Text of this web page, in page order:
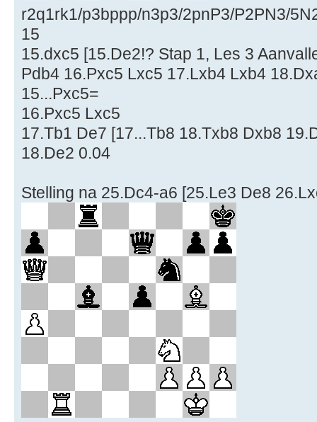
r2q1rk1/p3bppp/n3p3/2pnP3/P2PN3/
15
15.dxc5 [15.De2!? Stap 1, Les 3
Pdb4 16.Pxc5 Lxc5 17.Lxb4 Lxb4
15...Pxc5=
16.Pxc5 Lxc5
17.Tb1 De7 [17...Tb8 18.Txb8 Dxb8
18.De2 0.04
Stelling na 25.Dc4-a6 [25.Le3 De8